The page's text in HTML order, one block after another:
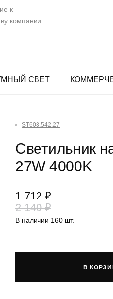
к
компании
СВЕТ
ST608.542.27
Светильник
27W 4000K
1 712 ₽
2 140 ₽
В наличии 160 шт.
В